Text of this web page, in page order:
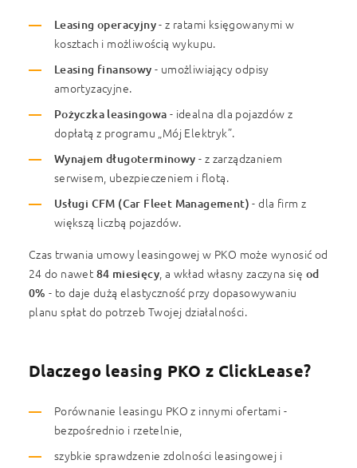
Leasing operacyjny- z ratami księgowanymi w
kosztach i możliwością wykupu.
Leasing finansowy - umożliwiający odpisy
amortyzacyjne.
Pożyczka leasingowa - idealna dla pojazdów z
dopłatą z programu „Mój Elektryk”.
Wynajem długoterminowy - z zarządzaniem
serwisem, ubezpieczeniem i flotą.
Usługi CFM (Car Fleet Management) - dla firm z
większą liczbą pojazdów.
Czas trwania umowy leasingowej w PKO może wynosić od
24 do nawet 84 miesięcy , a wkład własny zaczyna się od
0% - to daje dużą elastyczność przy dopasowywaniu
planu spłat do potrzeb Twojej działalności.
Dlaczego leasing PKO z ClickLease?
Porównanie leasingu PKO z innymi ofertami -
bezpośrednio i rzetelnie,
szybkie sprawdzenie zdolności leasingowej i